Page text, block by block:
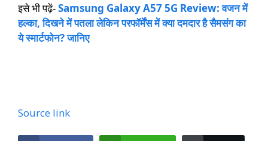
इसे भी पढ़ें-Samsung Galaxy A57 5G Review: वजन में
हल्का, दिखने में पतला लेकिन परफॉर्मेंस में क्या दमदार है सैमसंग का
ये स्मार्टफोन? जानिए
Source link